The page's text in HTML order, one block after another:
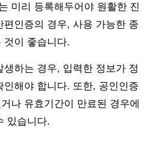
미리 등록해두어야 원활한 진
편인증의 경우, 사용 가능한 종
것이 좋습니다.
생하는 경우, 입력한 정보가 정
인해야 합니다. 또한, 공인인증
나 유효기간이 만료된 경우에
있습니다.